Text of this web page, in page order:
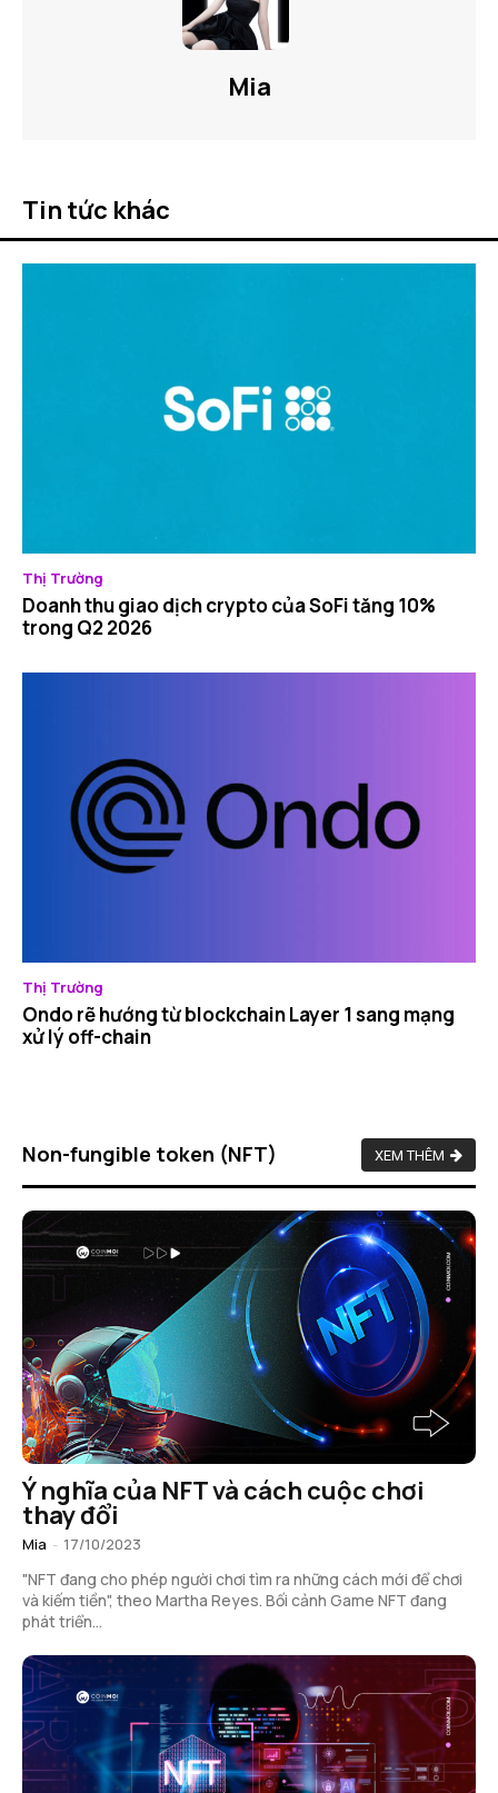
Mia
Tin tức khác
Thị Trường
Doanh thu giao dịch crypto của SoFi tăng 10%
trong Q2 2026
Thị Trường
Ondo rẽ hướng từ blockchain Layer 1 sang mạng
xử lý off-chain
Non-fungible token (NFT) XEM THÊM
Ý nghĩa của NFT và cách cuộc chơi
thay đổi
Mia - 17/10/2023
"NFT đang cho phép người chơi tìm ra những cách mới để chơi
và kiếm tiền", theo Martha Reyes. Bối cảnh Game NFT đang
phát triển...